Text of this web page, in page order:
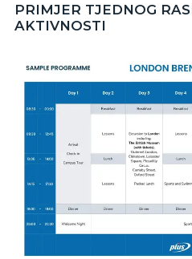
PRIMJER TJEDNOG
AKTIVNOSTI